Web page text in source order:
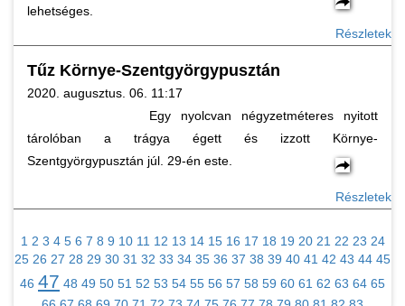
lehetséges.
Részletek
Tűz Környe-Szentgyörgypusztán
2020. augusztus. 06. 11:17
Egy nyolcvan négyzetméteres nyitott
tárolóban a trágya égett és izzott Környe-
Szentgyörgypusztán júl. 29-én este.
Részletek
1 2 3 4 5 6 7 8 9 10 11 12 13 14 15 16 17 18 19 20 21 22 23 24
25 26 27 28 29 30 31 32 33 34 35 36 37 38 39 40 41 42 43 44 45
46 47 48 49 50 51 52 53 54 55 56 57 58 59 60 61 62 63 64 65